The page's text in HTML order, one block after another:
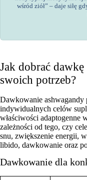
wśród ziół” – daje siłę
Jak dobrać
swoich potrzeb?
Dawkowanie ashwagandy
indywidualnych celów
właściwości adaptogenne
zależności od tego, czy
snu, zwiększenie energii,
libido, dawkowanie oraz
Dawkowanie dla